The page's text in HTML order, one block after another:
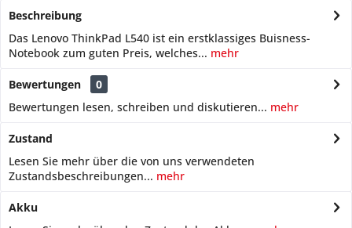
Beschreibung
Das Lenovo ThinkPad L540 ist ein erstklassiges Buisness-
Notebook zum guten Preis, welches... mehr
Bewertungen
0
Bewertungen lesen, schreiben und diskutieren... mehr
Zustand
Lesen Sie mehr über die von uns verwendeten
Zustandsbeschreibungen... mehr
Akku